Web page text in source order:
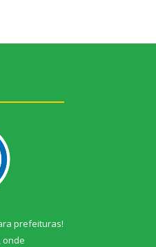
prefeituras!
onde